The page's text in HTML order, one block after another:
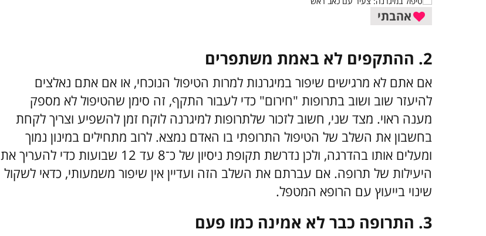
אהבתי
2. ההתקפים לא באמת משתפרים
אם אתם לא מרגישים שיפור במיגרנות למרות הטיפול הנוכחי, או אם אתם נאלצים
להיעזר שוב ושוב בתרופות "חירום" כדי לעבור התקף, זה סימן שהטיפול לא מספק
מענה ראוי. מצד שני, חשוב לזכור שלתרופות למיגרנה לוקח זמן להשפיע וצריך לקחת
בחשבון את השלב של הטיפול התרופתי בו האדם נמצא. לרוב מתחילים במינון נמוך
ומעלים אותו בהדרגה, ולכן נדרשת תקופת ניסיון של כ־8 עד 12 שבועות כדי להעריך את
היעילות של תרופה. אם עברתם את השלב הזה ועדיין אין שיפור משמעותי, כדאי לשקול
שינוי בייעוץ עם הרופא המטפל.
3. התרופה כבר לא אמינה כמו פעם